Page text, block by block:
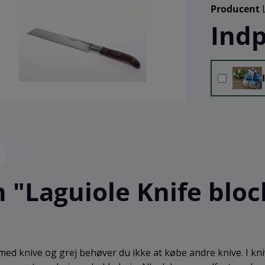
Producent
Knife
knive og grej behøver du ikke at købe andre knive. I